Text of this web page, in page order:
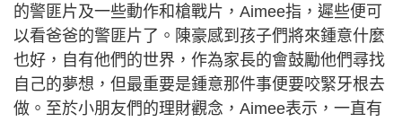
的警匪片及一些動作和槍戰片，Aimee指，遲些便可
以看爸爸的警匪片了。陳豪感到孩子們將來鍾意什麼
也好，自有他們的世界，作為家長的會鼓勵他們尋找
自己的夢想，但最重要是鍾意那件事便要咬緊牙根去
做。至於小朋友們的理財觀念，Aimee表示，一直有